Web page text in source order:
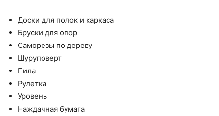
Доски для полок и каркаса
Бруски для опор
Саморезы по дереву
Шуруповерт
Пила
Рулетка
Уровень
Наждачная бумага